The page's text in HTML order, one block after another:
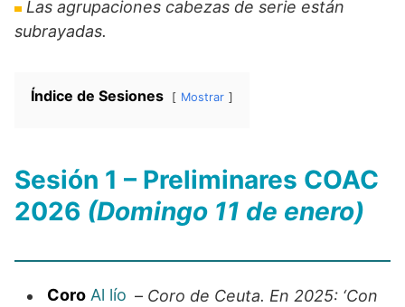
Las agrupaciones cabezas de serie están
subrayadas.
Índice de Sesiones Mostrar
Sesión 1 – Preliminares COAC
2026 (Domingo 11 de enero)
Coro Al lío – Coro de Ceuta. En 2025: ‘Con